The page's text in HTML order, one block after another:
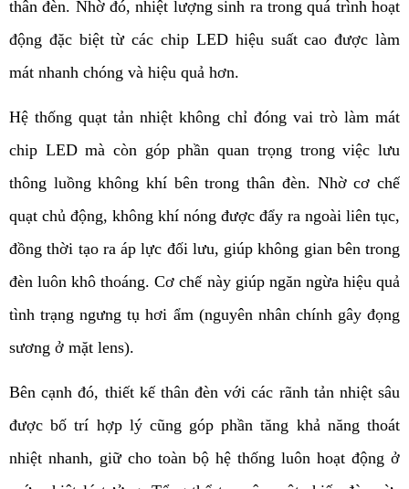
thân đèn. Nhờ đó, nhiệt lượng sinh ra trong quá trình hoạt
động đặc biệt từ các chip LED hiệu suất cao được làm
mát nhanh chóng và hiệu quả hơn.
Hệ thống quạt tản nhiệt không chỉ đóng vai trò làm mát
chip LED mà còn góp phần quan trọng trong việc lưu
thông luồng không khí bên trong thân đèn. Nhờ cơ chế
quạt chủ động, không khí nóng được đẩy ra ngoài liên tục,
đồng thời tạo ra áp lực đối lưu, giúp không gian bên trong
đèn luôn khô thoáng. Cơ chế này giúp ngăn ngừa hiệu quả
tình trạng ngưng tụ hơi ẩm (nguyên nhân chính gây đọng
sương ở mặt lens).
Bên cạnh đó, thiết kế thân đèn với các rãnh tản nhiệt sâu
được bố trí hợp lý cũng góp phần tăng khả năng thoát
nhiệt nhanh, giữ cho toàn bộ hệ thống luôn hoạt động ở